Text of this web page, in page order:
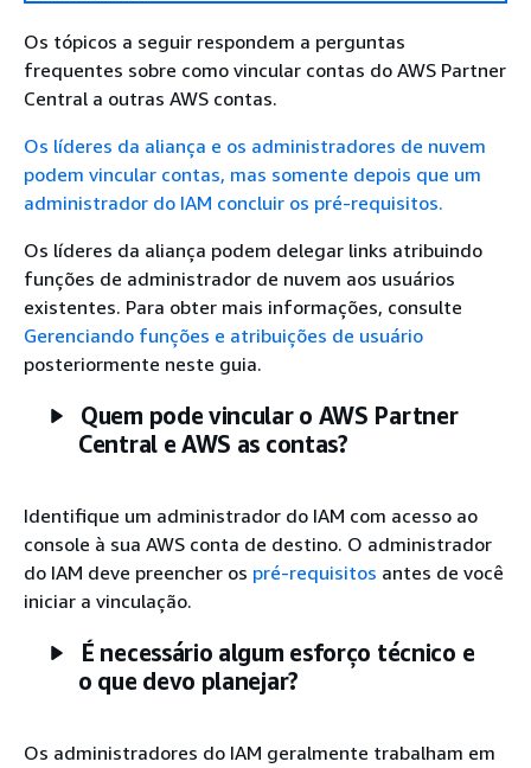
Os tópicos a seguir respondem a perguntas
frequentes sobre como vincular contas do AWS Partner
Central a outras AWS contas.
Os líderes da aliança e os administradores de nuvem
podem vincular contas, mas somente depois que um
administrador do IAM concluir os pré-requisitos.
Os líderes da aliança podem delegar links atribuindo
funções de administrador de nuvem aos usuários
existentes. Para obter mais informações, consulte
Gerenciando funções e atribuições de usuário
posteriormente neste guia.
Quem pode vincular o AWS Partner
Central e AWS as contas?
Identifique um administrador do IAM com acesso ao
console à sua AWS conta de destino. O administrador
do IAM deve preencher os pré-requisitos antes de você
iniciar a vinculação.
É necessário algum esforço técnico e
o que devo planejar?
Os administradores do IAM geralmente trabalham em